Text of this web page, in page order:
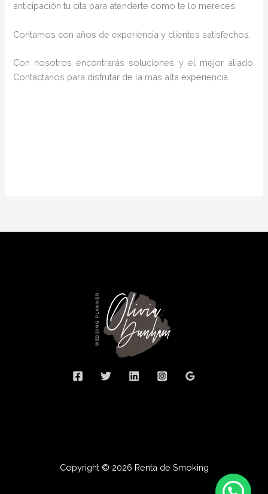
anticipación tu cita para atenderte como te lo mereces.
Contamos con años de experiencia y clientes satisfechos.
Con nosotros encontrarás soluciones y el mejor aliado.
Contáctanos para disfrutar de la más alta experiencia.
Copyright © 2026 Renta de Smoking